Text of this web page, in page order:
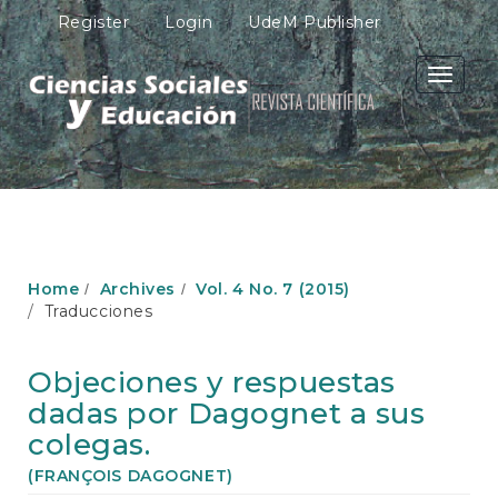
M
a
i
n
N
a
v
i
g
n
n
C
n
t
Register Login UdeM Publisher
Toggle
Home Archives
Vol. 4 No. 7 (2015)
Traducciones
Objeciones y respuestas
dadas por Dagognet a sus
colegas.
(FRANÇOIS DAGOGNET)